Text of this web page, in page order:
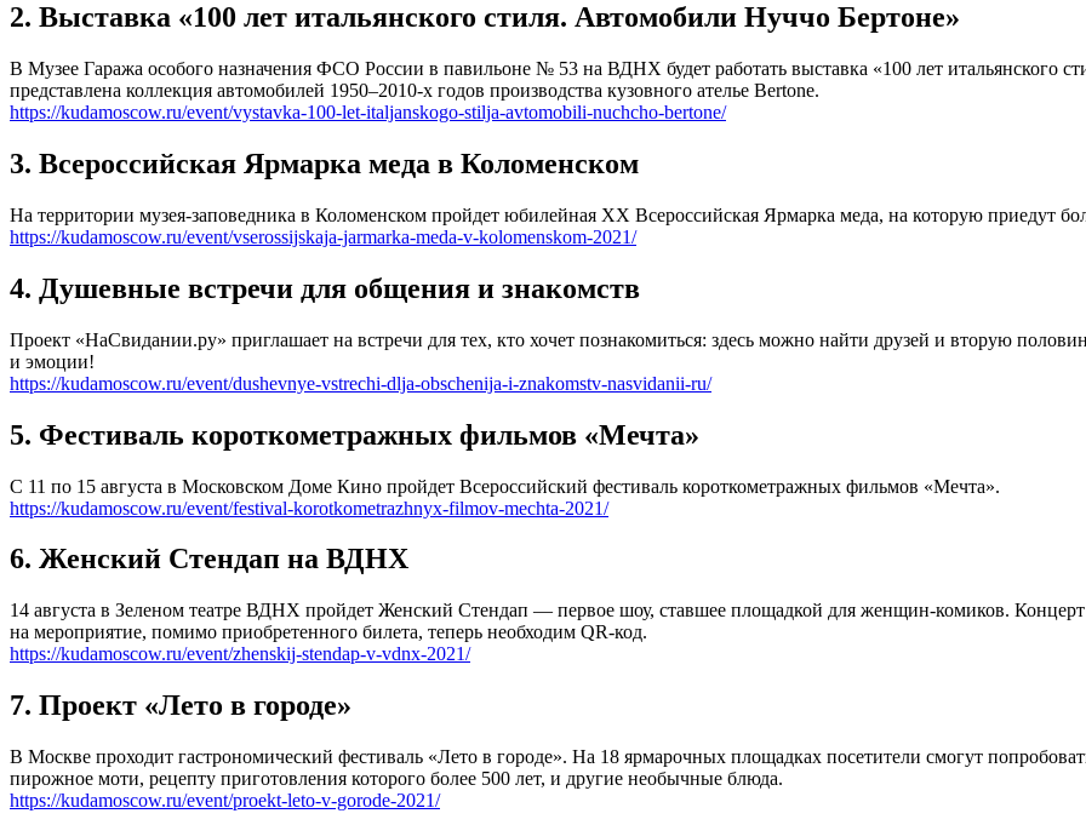
2. Выставка «100 лет итальянского стиля. Автомобили Нуччо Бертоне»
В Музее Гаража особого назначения ФСО России в павильоне № 53 на ВДНХ будет работать выставка «100 лет итальянского
представлена коллекция автомобилей 1950–2010-х годов производства кузовного ателье Bertone.
https://kudamoscow.ru/event/vystavka-100-let-italjanskogo-stilja-avtomobili-nuchcho-bertone/
3. Всероссийская Ярмарка меда в Коломенском
На территории музея-заповедника в Коломенском пройдет юбилейная XX Всероссийская Ярмарка меда, на которую приедут
https://kudamoscow.ru/event/vserossijskaja-jarmarka-meda-v-kolomenskom-2021/
4. Душевные встречи для общения и знакомств
Проект «НаСвидании.ру» приглашает на встречи для тех, кто хочет познакомиться: здесь можно найти друзей и вторую
и эмоции!
https://kudamoscow.ru/event/dushevnye-vstrechi-dlja-obschenija-i-znakomstv-nasvidanii-ru/
5. Фестиваль короткометражных фильмов «Мечта»
С 11 по 15 августа в Московском Доме Кино пройдет Всероссийский фестиваль короткометражных фильмов «Мечта».
https://kudamoscow.ru/event/festival-korotkometrazhnyx-filmov-mechta-2021/
6. Женский Стендап на ВДНХ
14 августа в Зеленом театре ВДНХ пройдет Женский Стендап — первое шоу, ставшее площадкой для женщин-комиков.
на мероприятие, помимо приобретенного билета, теперь необходим QR-код.
https://kudamoscow.ru/event/zhenskij-stendap-v-vdnx-2021/
7. Проект «Лето в городе»
В Москве проходит гастрономический фестиваль «Лето в городе». На 18 ярмарочных площадках посетители смогут
пирожное моти, рецепту приготовления которого более 500 лет, и другие необычные блюда.
https://kudamoscow.ru/event/proekt-leto-v-gorode-2021/